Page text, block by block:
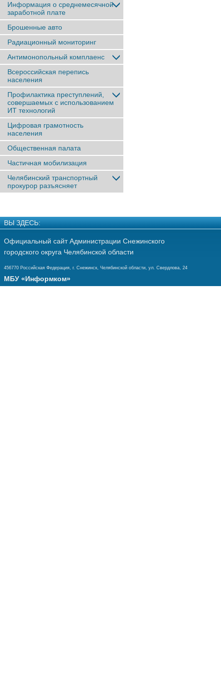
Информация о среднемесячной
заработной плате
Брошенные авто
Радиационный мониторинг
Антимонопольный комплаенс
Всероссийская перепись
населения
Профилактика преступлений,
совершаемых с использованием
ИТ технологий
Цифровая грамотность
населения
Общественная палата
Частичная мобилизация
Челябинский транспортный
прокурор разъясняет
ВЫ ЗДЕСЬ:
Официальный сайт Администрации Снежинского
городского округа Челябинской области
456770 Российская Федерация, г. Снежинск, Челябинской области, ул. Свердлова, 24
МБУ «Информком»